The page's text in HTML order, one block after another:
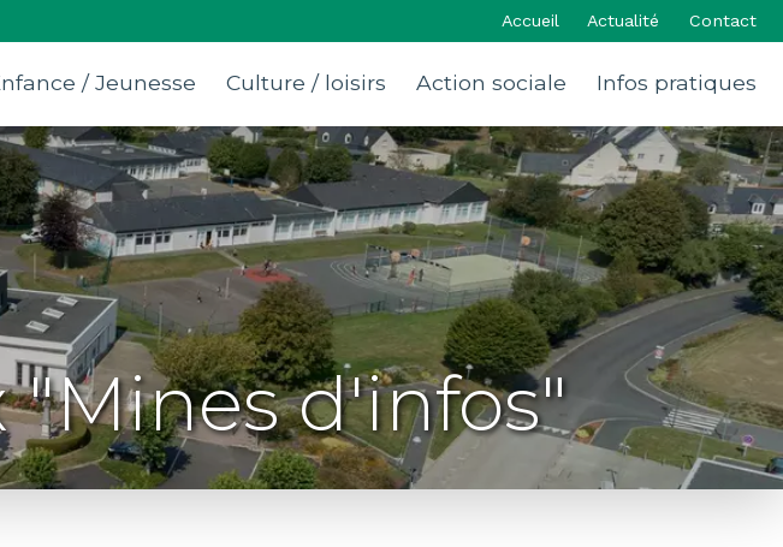
Accueil Actualité Contact
/ Jeunesse Culture / loisirs Action sociale Infos pratiques
d'infos"